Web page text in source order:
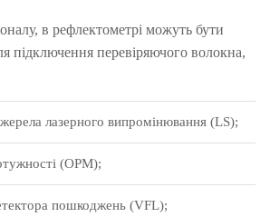
в рефлектометрі можуть бути
підключення перевіряючого волокна,
лазерного випромінювання (LS);
(OPM);
пошкоджень (VFL);